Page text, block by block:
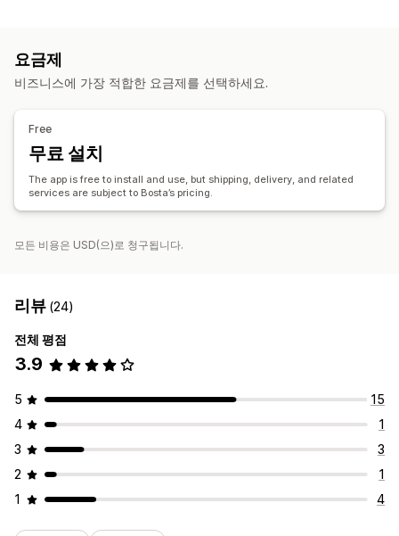
이메일 SMS
요금제
비즈니스에 가장 적합한 요금제를 선택하세요.
Free
무료 설치
The app is free to install and use, but shipping, delivery, and related
services are subject to Bosta’s pricing.
모든 비용은 USD(으)로 청구됩니다.
리뷰 (24)
전체 평점
3.9
5
15
4
1
3
3
2
1
1
4